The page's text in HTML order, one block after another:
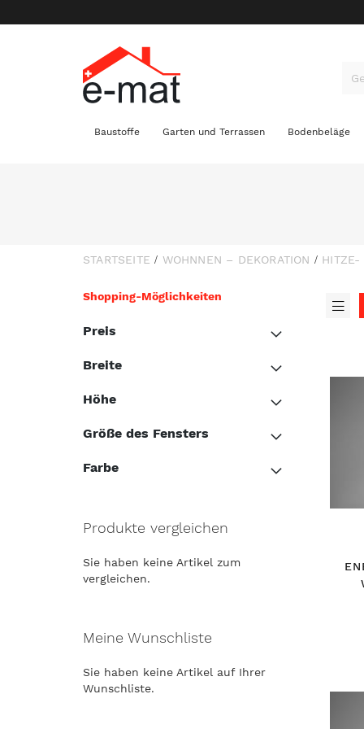
Baustoffe Garten und Terrassen Bodenbeläge
STARTSEITE WOHNNEN – DEKORATION HITZE-
Shopping-Möglichkeiten
Preis
Breite
Höhe
Größe des Fensters
Farbe
Produkte vergleichen
Sie haben keine Artikel zum
vergleichen.
Meine Wunschliste
Sie haben keine Artikel auf Ihrer
Wunschliste.